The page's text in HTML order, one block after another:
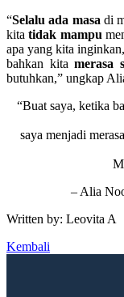
“Selalu ada masa di
kitatidak mampu
apa yang kita
bahkan kitamerasa
butuhkan,” ungkap
“Buat saya, ketika
saya menjadi
– Alia
Written by: Leovita A
Kembali